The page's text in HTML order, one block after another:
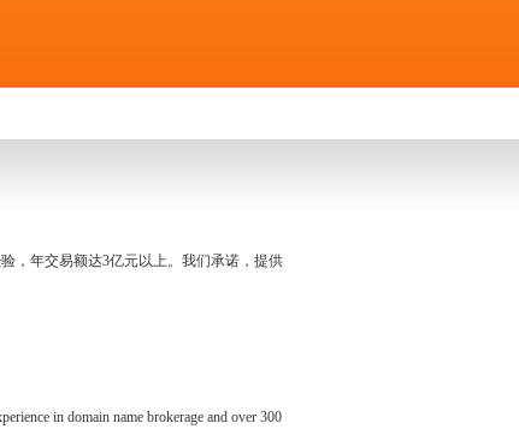
，年交易额达3亿元以上。我们承诺，提供
in domain name brokerage and over 300